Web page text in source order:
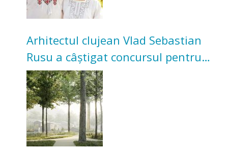
Arhitectul clujean Vlad Sebastian
Rusu a câștigat concursul pentru
transformarea Grădinii Casei
Universitarilor